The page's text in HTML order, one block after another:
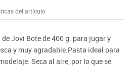
del artículo
Jovi Bote de 460 g. para jugar y
y muy agradable.Pasta ideal para
Seca al aire, por lo que se